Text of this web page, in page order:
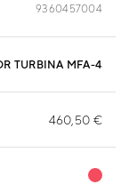
9360457004
TURBINA MFA-45DZM
460,50 €